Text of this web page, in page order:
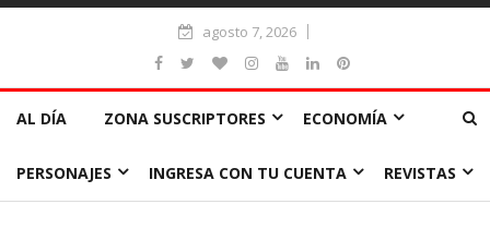
agosto 7, 2026
AL DÍA ZONA SUSCRIPTORES ECONOMÍA
PERSONAJES INGRESA CON TU CUENTA REVISTAS